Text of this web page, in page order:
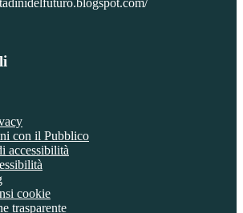
con il Pubblico
accessibilità
cookie
trasparente